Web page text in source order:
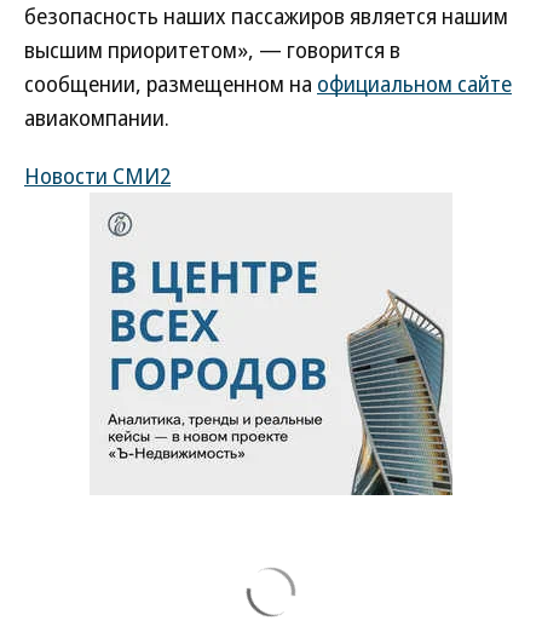
безопасность наших пассажиров является нашим
высшим приоритетом», — говорится в
сообщении, размещенном на официальном сайте
авиакомпании.
Новости СМИ2